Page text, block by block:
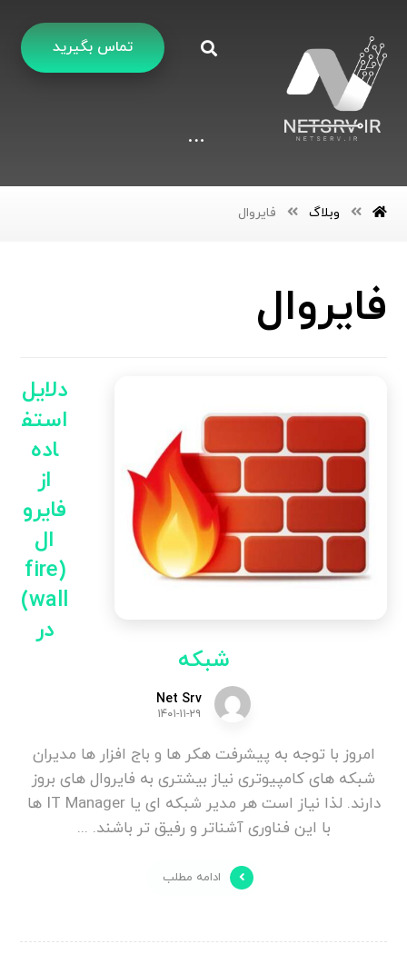
تماس بگیرید
وبلاگ فایروال
فایروال
دلایل
استف
اده
از
فایرو
ال
(fire
wall)
در
شبکه
Net Srv
۱۴۰۱-۱۱-۲۹
امروز با توجه به پیشرفت هکر ها و باج افزار ها مدیران
شبکه های کامپیوتری نیاز بیشتری به فایروال های بروز
دارند. لذا نیاز است هر مدیر شبکه ای یا IT Manager ها
با این فناوری آشناتر و رفیق تر باشند. ...
ادامه مطلب